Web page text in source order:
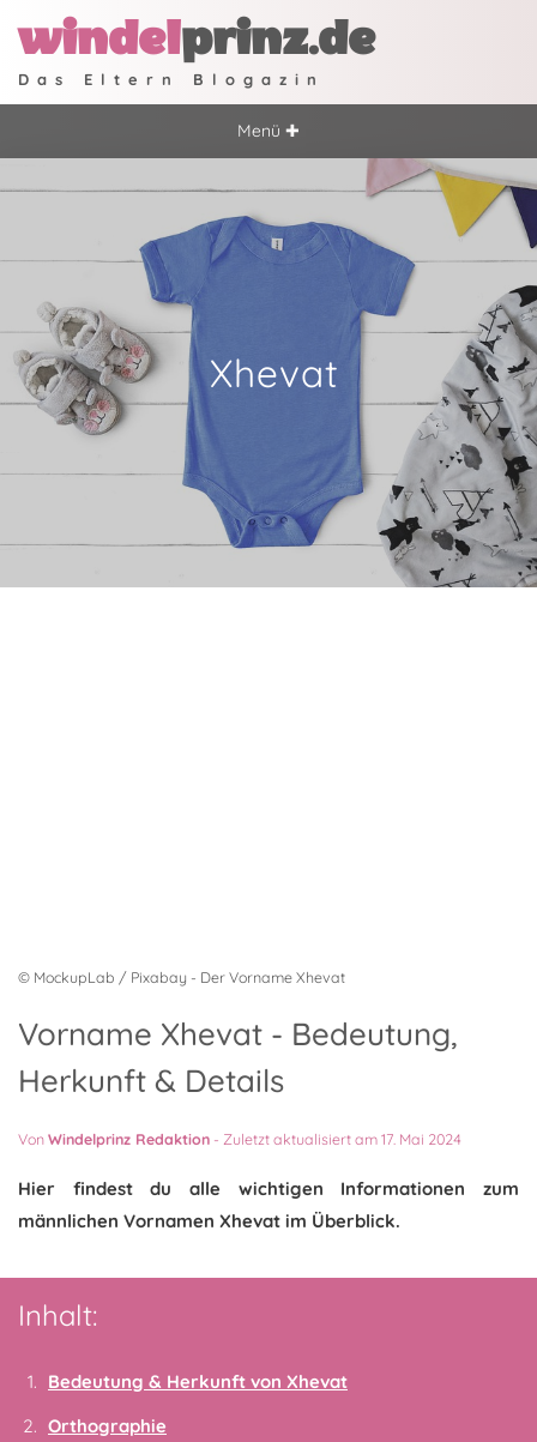
windelprinz.de
Das Eltern Blogazin
Menü ✚
Xhevat
© MockupLab / Pixabay - Der Vorname Xhevat
Vorname Xhevat - Bedeutung,
Herkunft & Details
VonWindelprinz Redaktion - Zuletzt aktualisiert am 17. Mai 2024
Hier findest du alle wichtigen Informationen zum
männlichen Vornamen Xhevat im Überblick.
Inhalt:
Bedeutung & Herkunft von Xhevat
Orthographie